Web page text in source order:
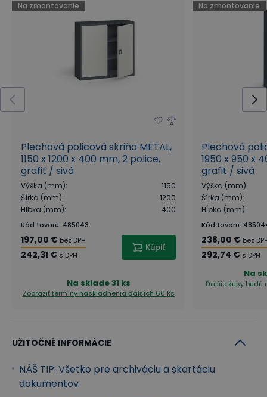
Na zmontovanie
Plechová policová skriňa METAL,
1150 x 1200 x 400 mm, 2 police,
grafit / sivá
Výška (mm):
1150
Šírka (mm):
1200
Hĺbka (mm): 400
Kód tovaru: 485043
197,00 € bez DPH
242,31 € s DPH
Kúpiť
Na sklade31 ks
Zobraziť termíny naskladnenia ďalších 60 ks
Na zmontovanie
Plechová
1950 x 950 x
grafit / sivá
Výška (mm):
Šírka (mm):
Hĺbka (mm):
Kód tovaru:
238,00 € bez
292,74 € s DPH
Na
Ďalšie kusy budú
UŽITOČNÉ INFORMÁCIE
NÁŠ TIP: Všetko pre archiváciu a skartáciu
dokumentov